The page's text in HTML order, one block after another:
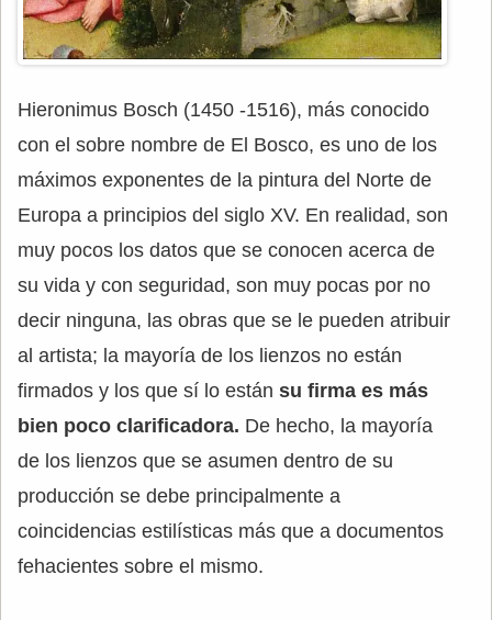
Hieronimus Bosch (1450 -1516), más conocido
con el sobre nombre de El Bosco, es uno de los
máximos exponentes de la pintura del Norte de
Europa a principios del siglo XV. En realidad, son
muy pocos los datos que se conocen acerca de
su vida y con seguridad, son muy pocas por no
decir ninguna, las obras que se le pueden atribuir
al artista; la mayoría de los lienzos no están
firmados y los que sí lo están su firma es más
bien poco clarificadora. De hecho, la mayoría
de los lienzos que se asumen dentro de su
producción se debe principalmente a
coincidencias estilísticas más que a documentos
fehacientes sobre el mismo.